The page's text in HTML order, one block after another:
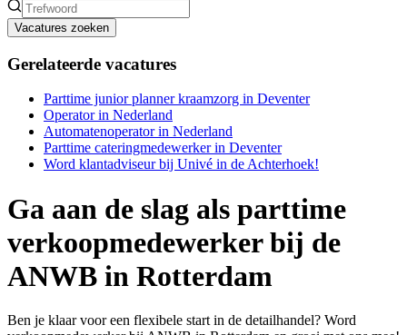
Vacatures zoeken
Gerelateerde vacatures
Parttime junior planner kraamzorg in Deventer
Operator in Nederland
Automatenoperator in Nederland
Parttime cateringmedewerker in Deventer
Word klantadviseur bij Univé in de Achterhoek!
Ga aan de slag als parttime
verkoopmedewerker bij de
ANWB in Rotterdam
Ben je klaar voor een flexibele start in de detailhandel? Word